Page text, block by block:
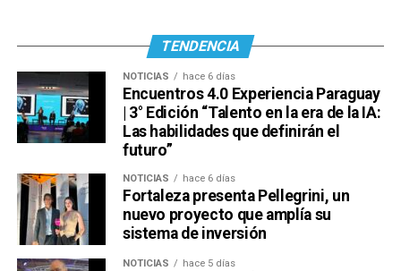
TENDENCIA
NOTICIAS hace 6 días
Encuentros 4.0 Experiencia Paraguay
| 3° Edición “Talento en la era de la IA:
Las habilidades que definirán el
futuro”
NOTICIAS hace 6 días
Fortaleza presenta Pellegrini, un
nuevo proyecto que amplía su
sistema de inversión
NOTICIAS hace 5 días